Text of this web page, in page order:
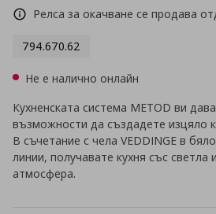
Релса за окачване се продава
794.670.62
Не е налично онлайн
Кухненската система METOD ви
възможности да създадете изцяло
В съчетание с чела VEDDINGE в
линии, получавате кухня със светла
атмосфера.